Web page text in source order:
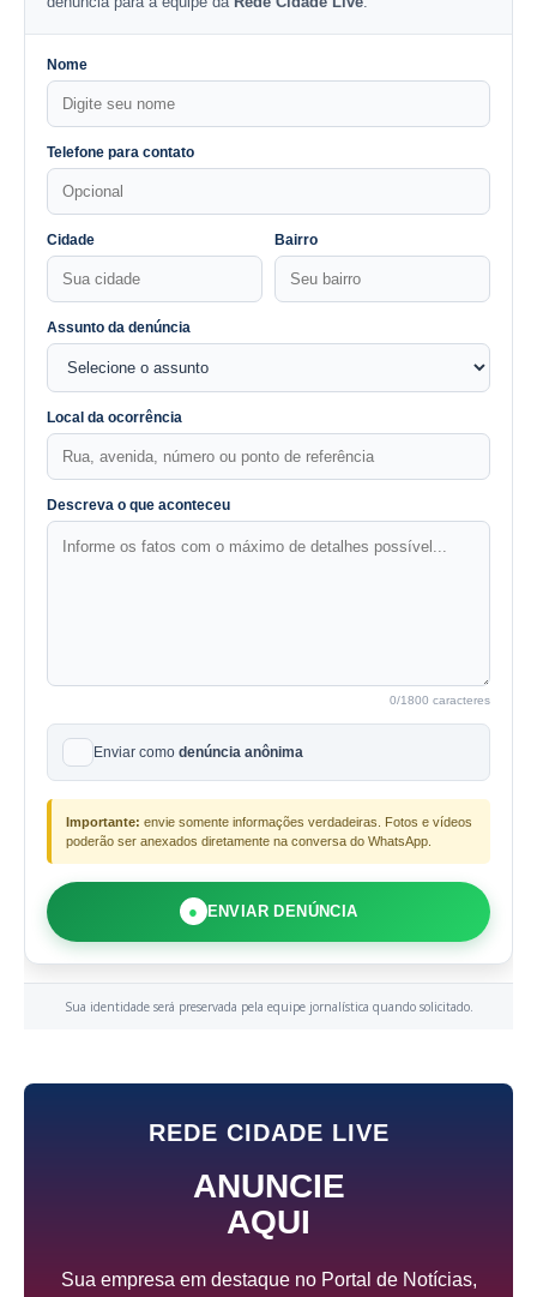
Nome
Telefone para contato
Cidade Bairro
Assunto da denúncia
Local da ocorrência
Descreva o que aconteceu
0/1800 caracteres
Enviar como denúncia anônima
Importante: envie somente informações verdadeiras. Fotos e vídeos
poderão ser anexados diretamente na conversa do WhatsApp.
● ENVIAR DENÚNCIA
Sua identidade será preservada pela equipe jornalística quando solicitado.
REDE CIDADE LIVE
ANUNCIE
AQUI
Sua empresa em destaque no Portal de Notícias,